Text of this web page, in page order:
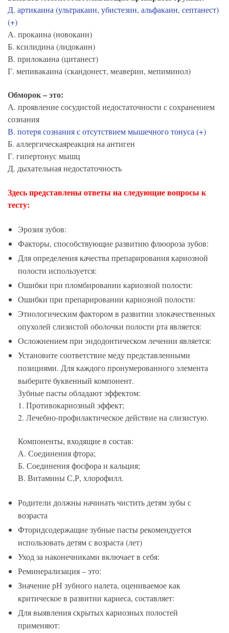
Д. артикаина (ультракаин, убистезин, альфакаин, септанест)
(+)
А. прокаина (новокаин)
Б. ксилидина (лидокаин)
В. прилокаина (цитанест)
Г. мепивакаина (скандонест, меаверин, мепиминол)
Обморок – это:
А. пpоявление сосудистой недостаточности с сохpанением
сознания
В. потеpя сознания с отсутствием мышечного тонуса (+)
Б. аллеpгическаяpеакция на антиген
Г. гипертонус мышц
Д. дыхательная недостаточность
Здесь представлены ответы на следующие вопросы к
тесту:
Эрозия зубов:
Факторы, способствующие развитию флюороза зубов:
Для определения качества препарирования кариозной
полости используется:
Ошибки при пломбировании кариозной полости:
Ошибки при препарировании кариозной полости:
Этиологическим фактором в развитии злокачественных
опухолей слизистой оболочки полости рта является:
Осложнением при эндодонтическом лечении является:
Установите соответствие меду представленными
позициями. Для каждого пронумерованного элемента
выберите буквенный компонент.
Зубные пасты обладают эффектом:
1. Противокариозный эффект;
2. Лечебно-профилактическое действие на слизистую.
Компоненты, входящие в состав:
А. Соединения фтора;
Б. Соединения фосфора и кальция;
В. Витамины С,Р, хлорофилл.
Родители должны начинать чистить детям зубы с
возраста
Фторидсодержащие зубные пасты рекомендуется
использовать детям с возраста (лет)
Уход за наконечниками включает в себя:
Реминерализация – это:
Значение рН зубного налета, оцениваемое как
критическое в развитии кариеса, составляет:
Для выявления скрытых кариозных полостей
применяют: